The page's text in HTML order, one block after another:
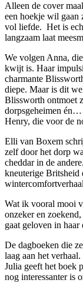
Alleen de cover
een hoekje wil
vol liefde. Het is
langzaam laat
We volgen Anna,
kwijt is. Haar
charmante
diepe. Maar is dit
Blissworth ontmoet
dorpsgeheimen én…
Henry, die voor de
Elli van Boxem
zelf door het dorp
cheddar in de
kneuterige Britsheid
Wat ik vooral mooi
onzeker en
gaat geloven in
De dagboeken die
laag aan het
Julia geeft het boek
nog interessanter is